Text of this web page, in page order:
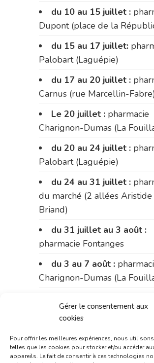
Gérer le consentement aux
cookies
Pour offrir les meilleures expériences, nous
telles que les cookies pour stocker et/ou accéder
appareils. Le fait de consentir à ces technologies
du 10 au 15 juillet :
Dupont (place de la
du 15 au 17 juillet:
Palobart (Laguépie)
du 17 au 20 juillet :
Carnus (rue Marcellin-
Le 20 juillet : pharmacie
Charignon-Dumas (La
du 20 au 24 juillet :
Palobart (Laguépie)
du 24 au 31 juillet :
du marché (2 allées Aristide
Briand)
du 31 juillet au 3 août :
pharmacie Fontanges
du 3 au 7 août :
Charignon-Dumas (La
Bonnemaire (rue Saint-
du marché (2 allées Aristide
Briand)